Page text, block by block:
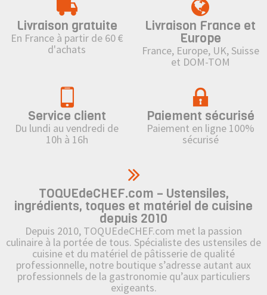
Livraison gratuite
En France à partir de 60 €
d'achats
Livraison France et
Europe
France, Europe, UK, Suisse
et DOM-TOM
Service client
Du lundi au vendredi de
10h à 16h
Paiement sécurisé
Paiement en ligne 100%
sécurisé
TOQUEdeCHEF.com – Ustensiles,
ingrédients, toques et matériel de cuisine
depuis 2010
Depuis 2010, TOQUEdeCHEF.com met la passion
culinaire à la portée de tous. Spécialiste des ustensiles de
cuisine et du matériel de pâtisserie de qualité
professionnelle, notre boutique s’adresse autant aux
professionnels de la gastronomie qu’aux particuliers
exigeants.